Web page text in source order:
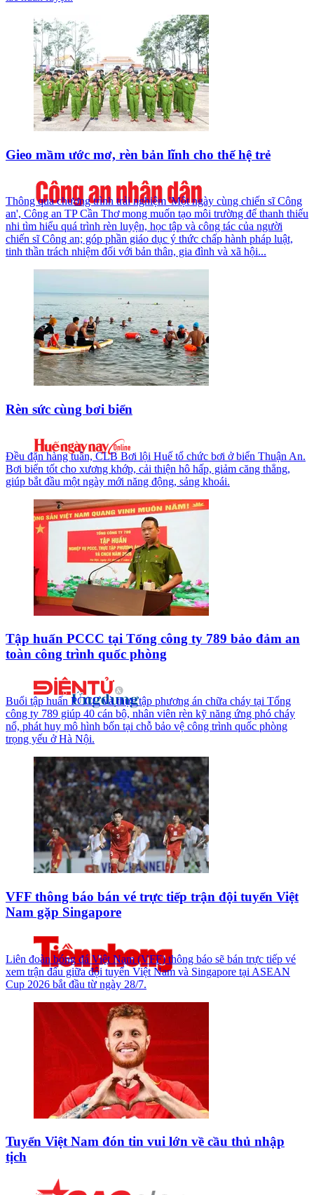
Gieo mầm ước mơ, rèn bản lĩnh cho thế hệ trẻ
Thông qua chương trình trải nghiệm 'Một ngày cùng chiến sĩ Công
an', Công an TP Cần Thơ mong muốn tạo môi trường để thanh thiếu
nhi tìm hiểu quá trình rèn luyện, học tập và công tác của người
chiến sĩ Công an; góp phần giáo dục ý thức chấp hành pháp luật,
tinh thần trách nhiệm đối với bản thân, gia đình và xã hội...
Rèn sức cùng bơi biển
Đều đặn hàng tuần, CLB Bơi lội Huế tổ chức bơi ở biển Thuận An.
Bơi biển tốt cho xương khớp, cải thiện hô hấp, giảm căng thẳng,
giúp bắt đầu một ngày mới năng động, sảng khoái.
Tập huấn PCCC tại Tổng công ty 789 bảo đảm an
toàn công trình quốc phòng
Buổi tập huấn PCCC và thực tập phương án chữa cháy tại Tổng
công ty 789 giúp 40 cán bộ, nhân viên rèn kỹ năng ứng phó cháy
nổ, phát huy mô hình bốn tại chỗ bảo vệ công trình quốc phòng
trọng yếu ở Hà Nội.
VFF thông báo bán vé trực tiếp trận đội tuyển Việt
Nam gặp Singapore
Liên đoàn bóng đá Việt Nam (VFF) thông báo sẽ bán trực tiếp vé
xem trận đấu giữa đội tuyển Việt Nam và Singapore tại ASEAN
Cup 2026 bắt đầu từ ngày 28/7.
Tuyển Việt Nam đón tin vui lớn về cầu thủ nhập
tịch